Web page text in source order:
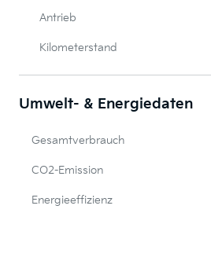
Antrieb
Kilometerstand
Umwelt- & Energiedaten
Gesamtverbrauch
CO2-Emission
Energieeffizienz